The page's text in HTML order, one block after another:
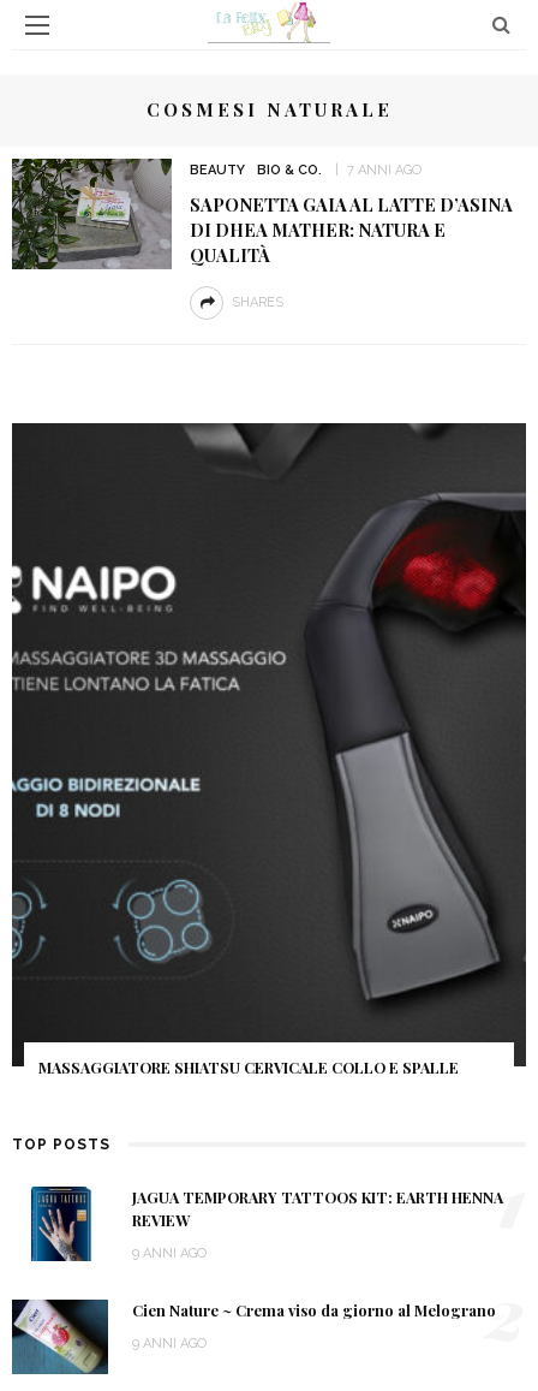
COSMESI NATURALE
BEAUTY BIO & CO. 7 ANNI AGO
SAPONETTA GAIA AL LATTE D’ASINA
DI DHEA MATHER: NATURA E
QUALITÀ
SHARES
MASSAGGIATORE SHIATSU CERVICALE COLLO E SPALLE
TOP POSTS
JAGUA TEMPORARY TATTOOS KIT: EARTH HENNA
REVIEW
9 ANNI AGO
1
Cien Nature ~ Crema viso da giorno al Melograno
9 ANNI AGO 2